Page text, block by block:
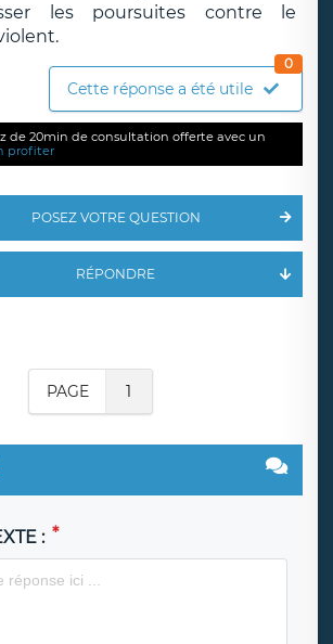
les poursuites contre le
Cette réponse a été utile
0
de 20min de consultation offerte avec un
profiter
POSEZ VOTRE QUESTION
RÉPONDRE
PAGE 1
: